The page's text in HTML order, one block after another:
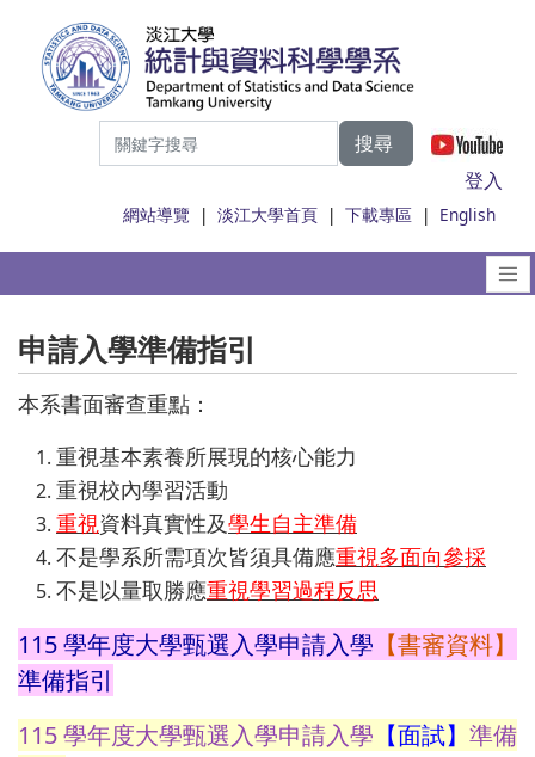
搜尋
登入
網站導覽 |淡江大學首頁 |下載專區 | English
申請入學準備指引
本系書面審查重點：
重視基本素養所展現的核心能力
重視校內學習活動
重視資料真實性及學生自主準備
不是學系所需項次皆須具備應重視多面向參採
不是以量取勝應重視學習過程反思
115 學年度大學甄選入學申請入學 【書審資料】
準備指引
115 學年度大學甄選入學申請入學 【面試】 準備